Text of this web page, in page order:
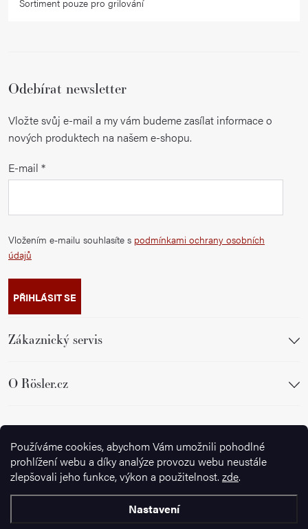
Používáme cookies, abychom Vám umožnili pohodlné
prohlížení webu a díky analýze provozu webu neustále
zlepšovali jeho funkce, výkon a použitelnost. zde.
Nastavení
Odebírat newsletter
Vložte svůj e-mail a my vám budeme zasílat informace o
nových produktech na našem e-shopu.
E-mail
Vložením e-mailu souhlasíte s podmínkami ochrany osobních
údajů
PŘIHLÁSIT SE
Zákaznický servis
O Rösler.cz
Sledujte nás